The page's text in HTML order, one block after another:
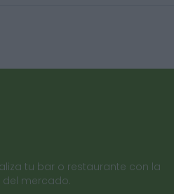
tu bar o restaurante con la
mercado.